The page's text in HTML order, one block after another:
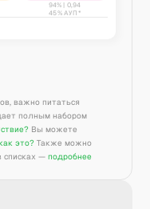
94% | 0,94
45% АУП*
важно питаться
полным набором
Вы можете
это? Также можно
списках — подробнее